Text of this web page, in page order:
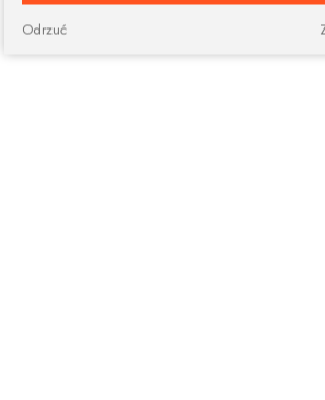
Odrzuć